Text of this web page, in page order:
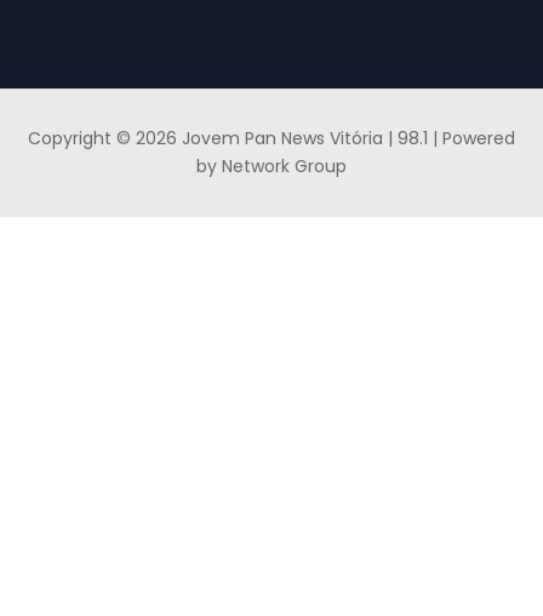
Copyright © 2026 Jovem Pan News Vitória | 98.1 | Powered
by Network Group